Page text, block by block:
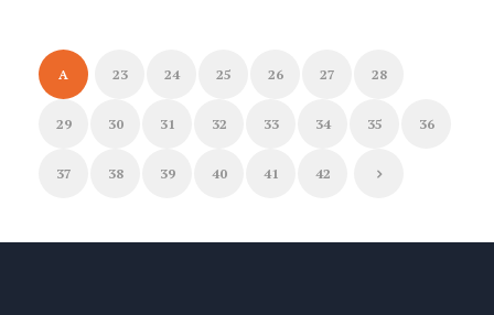
A 23 24 25 26 27 28
29 30 31 32 33 34 35 36
37 38 39 40 41 42